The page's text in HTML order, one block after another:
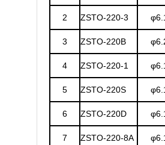
2 ZSTO-220-3
3 ZSTO-220B
4 ZSTO-220-1
5 ZSTO-220S
6 ZSTO-220D
7 ZSTO-220-8A